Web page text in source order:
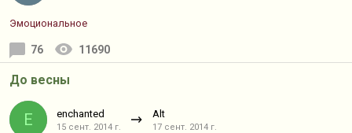
Эмоциональное
76 11690
До весны
E enchanted
15 сент. 2014 г.
Alt
17 сент. 2014 г.